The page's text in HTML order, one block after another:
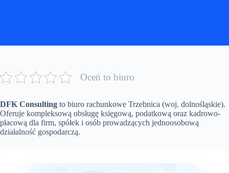
Oceń to biuro
DFK Consulting to biuro rachunkowe Trzebnica (woj. dolnośląskie).
Oferuje kompleksową obsługę księgową, podatkową oraz kadrowo-
płacową dla firm, spółek i osób prowadzących jednoosobową
działalność gospodarczą.